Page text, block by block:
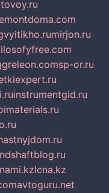
vyitikho.rumirjon.ru
greleon.comsp-or.ru
instrumentgid.ru
lcna.kz
avtoguru.net